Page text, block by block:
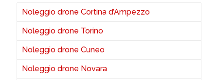
Noleggio drone Cortina d’Ampezzo
Noleggio drone Torino
Noleggio drone Cuneo
Noleggio drone Novara